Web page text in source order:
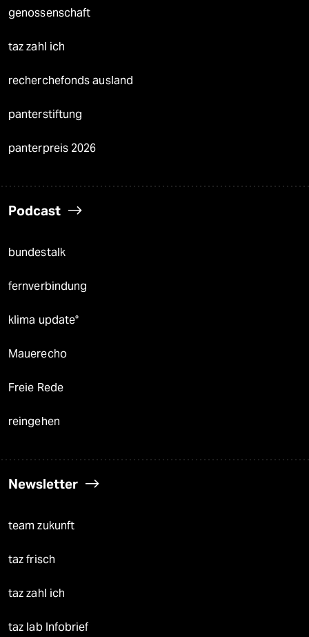
genossenschaft
taz zahl ich
recherchefonds ausland
panterstiftung
panterpreis 2026
Podcast
bundestalk
fernverbindung
klima update°
Mauerecho
Freie Rede
reingehen
Newsletter
team zukunft
taz frisch
taz zahl ich
taz lab Infobrief